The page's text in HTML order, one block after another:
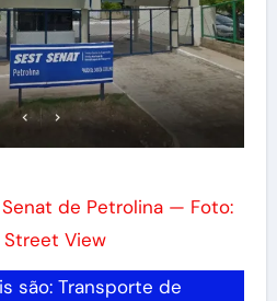
de Petrolina — Foto:
View
são: Transporte de